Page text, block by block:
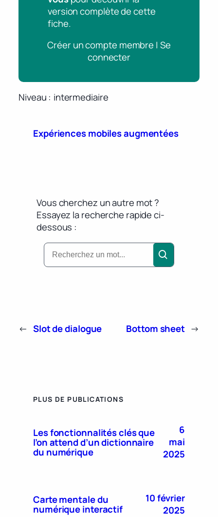
version complète de cette
fiche.
Créer un compte membre | Se
connecter
Niveau intermediaire
Expériences mobiles augmentées
Vous cherchez un autre mot ?
Essayez la recherche rapide ci-
dessous :
← Slot de dialogue Bottom sheet →
PLUS DE PUBLICATIONS
Les fonctionnalités clés que
l’on attend d’un dictionnaire
du numérique
6
mai
2025
Carte mentale du
numérique interactif
10 février
2025